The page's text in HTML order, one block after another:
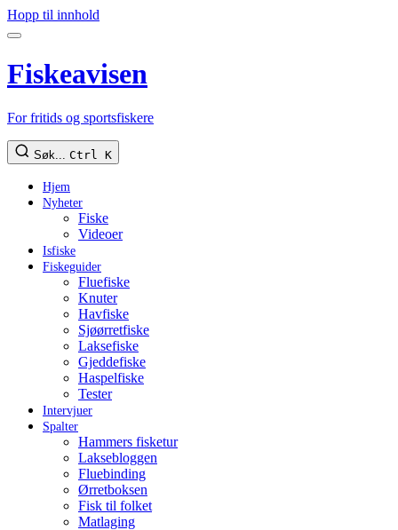
Hopp til innhold
Fiskeavisen
For fritids og sportsfiskere
Søk... Ctrl K
Hjem
Nyheter
Fiske
Videoer
Isfiske
Fiskeguider
Fluefiske
Knuter
Havfiske
Sjøørretfiske
Laksefiske
Gjeddefiske
Haspelfiske
Tester
Intervjuer
Spalter
Hammers fisketur
Laksebloggen
Fluebinding
Ørretboksen
Fisk til folket
Matlaging